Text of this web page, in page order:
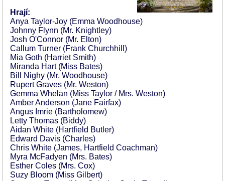
Hrají:
Anya Taylor-Joy (Emma Woodhouse)
Johnny Flynn (Mr. Knightley)
Josh O'Connor (Mr. Elton)
Callum Turner (Frank Churchhill)
Mia Goth (Harriet Smith)
Miranda Hart (Miss Bates)
Bill Nighy (Mr. Woodhouse)
Rupert Graves (Mr. Weston)
Gemma Whelan (Miss Taylor / Mrs. Weston)
Amber Anderson (Jane Fairfax)
Angus Imrie (Bartholomew)
Letty Thomas (Biddy)
Aidan White (Hartfield Butler)
Edward Davis (Charles)
Chris White (James, Hartfield Coachman)
Myra McFadyen (Mrs. Bates)
Esther Coles (Mrs. Cox)
Suzy Bloom (Miss Gilbert)